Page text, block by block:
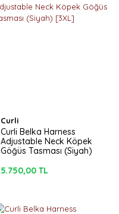
Curli
Curli Belka Harness
Adjustable Neck Köpek
Göğüs Tasması (Siyah)
5.750,00 TL